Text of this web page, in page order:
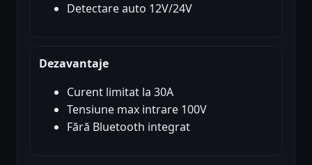
Detectare auto 12V/24V
Dezavantaje
Curent limitat la 30A
Tensiune max intrare 100V
Fără Bluetooth integrat